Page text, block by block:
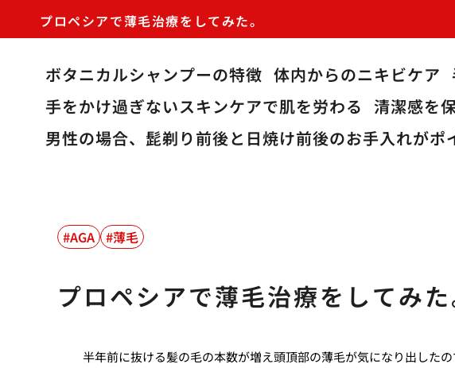
プロペシアで薄毛治療をしてみた。
ボタニカルシャンプーの特徴 体内からのニキビケア
手をかけ過ぎないスキンケアで肌を労わる
清潔感を
男性の場合、髭剃り前後と日焼け前後のお手入れがポ
AGA 薄毛
プロペシアで薄毛治療をしてみた
半年前に抜ける髪の毛の本数が増え頭頂部の薄毛が気になり出した